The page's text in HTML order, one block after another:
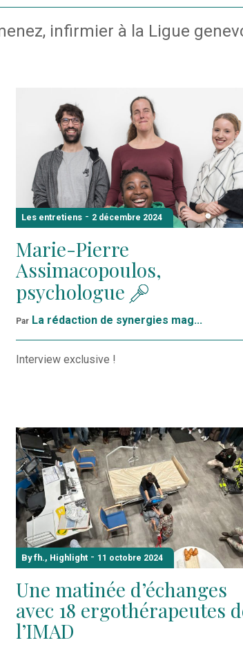
infirmier à la Ligue
Les entretiens - 2 décembre 2024
Marie-Pierre
Assimacopoulos,
psychologue
Par La rédaction de synergies mag...
Interview exclusive !
By fh., Highlight - 11 octobre 2024
Une matinée d’échanges
avec 18 ergothérapeutes
l’IMAD